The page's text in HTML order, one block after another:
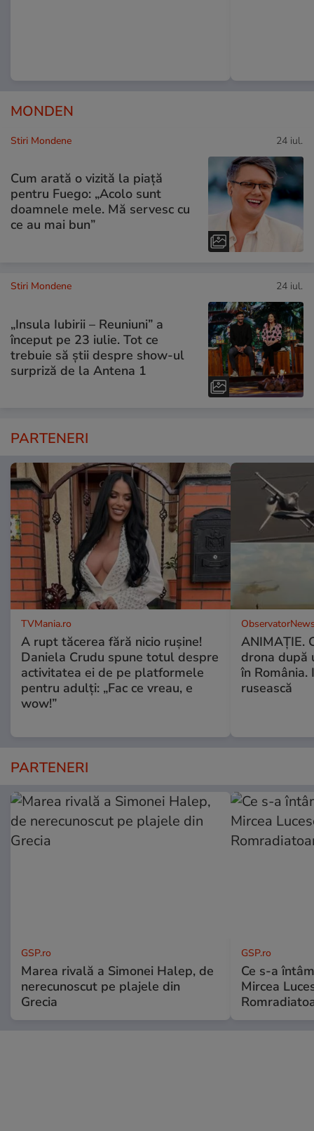
MONDEN
Stiri Mondene 24 iul.
Cum arată o vizită la piață
pentru Fuego: „Acolo sunt
doamnele mele. Mă servesc cu
ce au mai bun”
Stiri Mondene 24 iul.
„Insula Iubirii – Reuniuni” a
început pe 23 iulie. Tot ce
trebuie să știi despre show-ul
surpriză de la Antena 1
PARTENERI
TVMania.ro
A rupt tăcerea fără nicio rușine!
Daniela Crudu spune totul despre
activitatea ei de pe platformele
pentru adulți: „Fac ce vreau, e
wow!”
ANIMAŢIE.
drona după
în România.
rusească
PARTENERI
GSP.ro
Marea rivală a Simonei Halep, de
nerecunoscut pe plajele din
Grecia
GSP.ro
Ce s-a
Mircea